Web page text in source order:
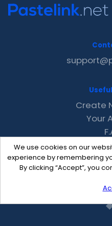
We use cookies on our
experience by remembering
By clicking “Accept”, you
Create
Your